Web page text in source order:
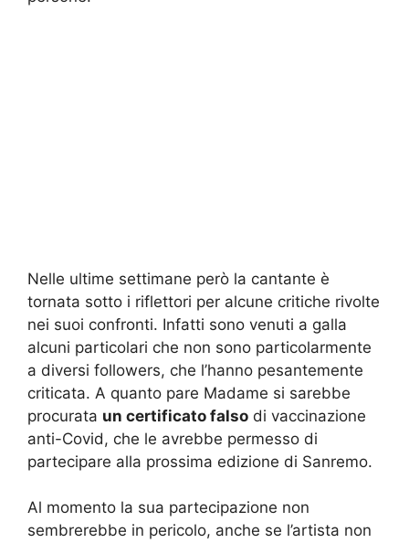
Nelle ultime settimane però la cantante è
tornata sotto i riflettori per alcune critiche rivolte
nei suoi confronti. Infatti sono venuti a galla
alcuni particolari che non sono particolarmente
a diversi followers, che l’hanno pesantemente
criticata. A quanto pare Madame si sarebbe
procurata un certificato falso di vaccinazione
anti-Covid, che le avrebbe permesso di
partecipare alla prossima edizione di Sanremo.
Al momento la sua partecipazione non
sembrerebbe in pericolo, anche se l’artista non